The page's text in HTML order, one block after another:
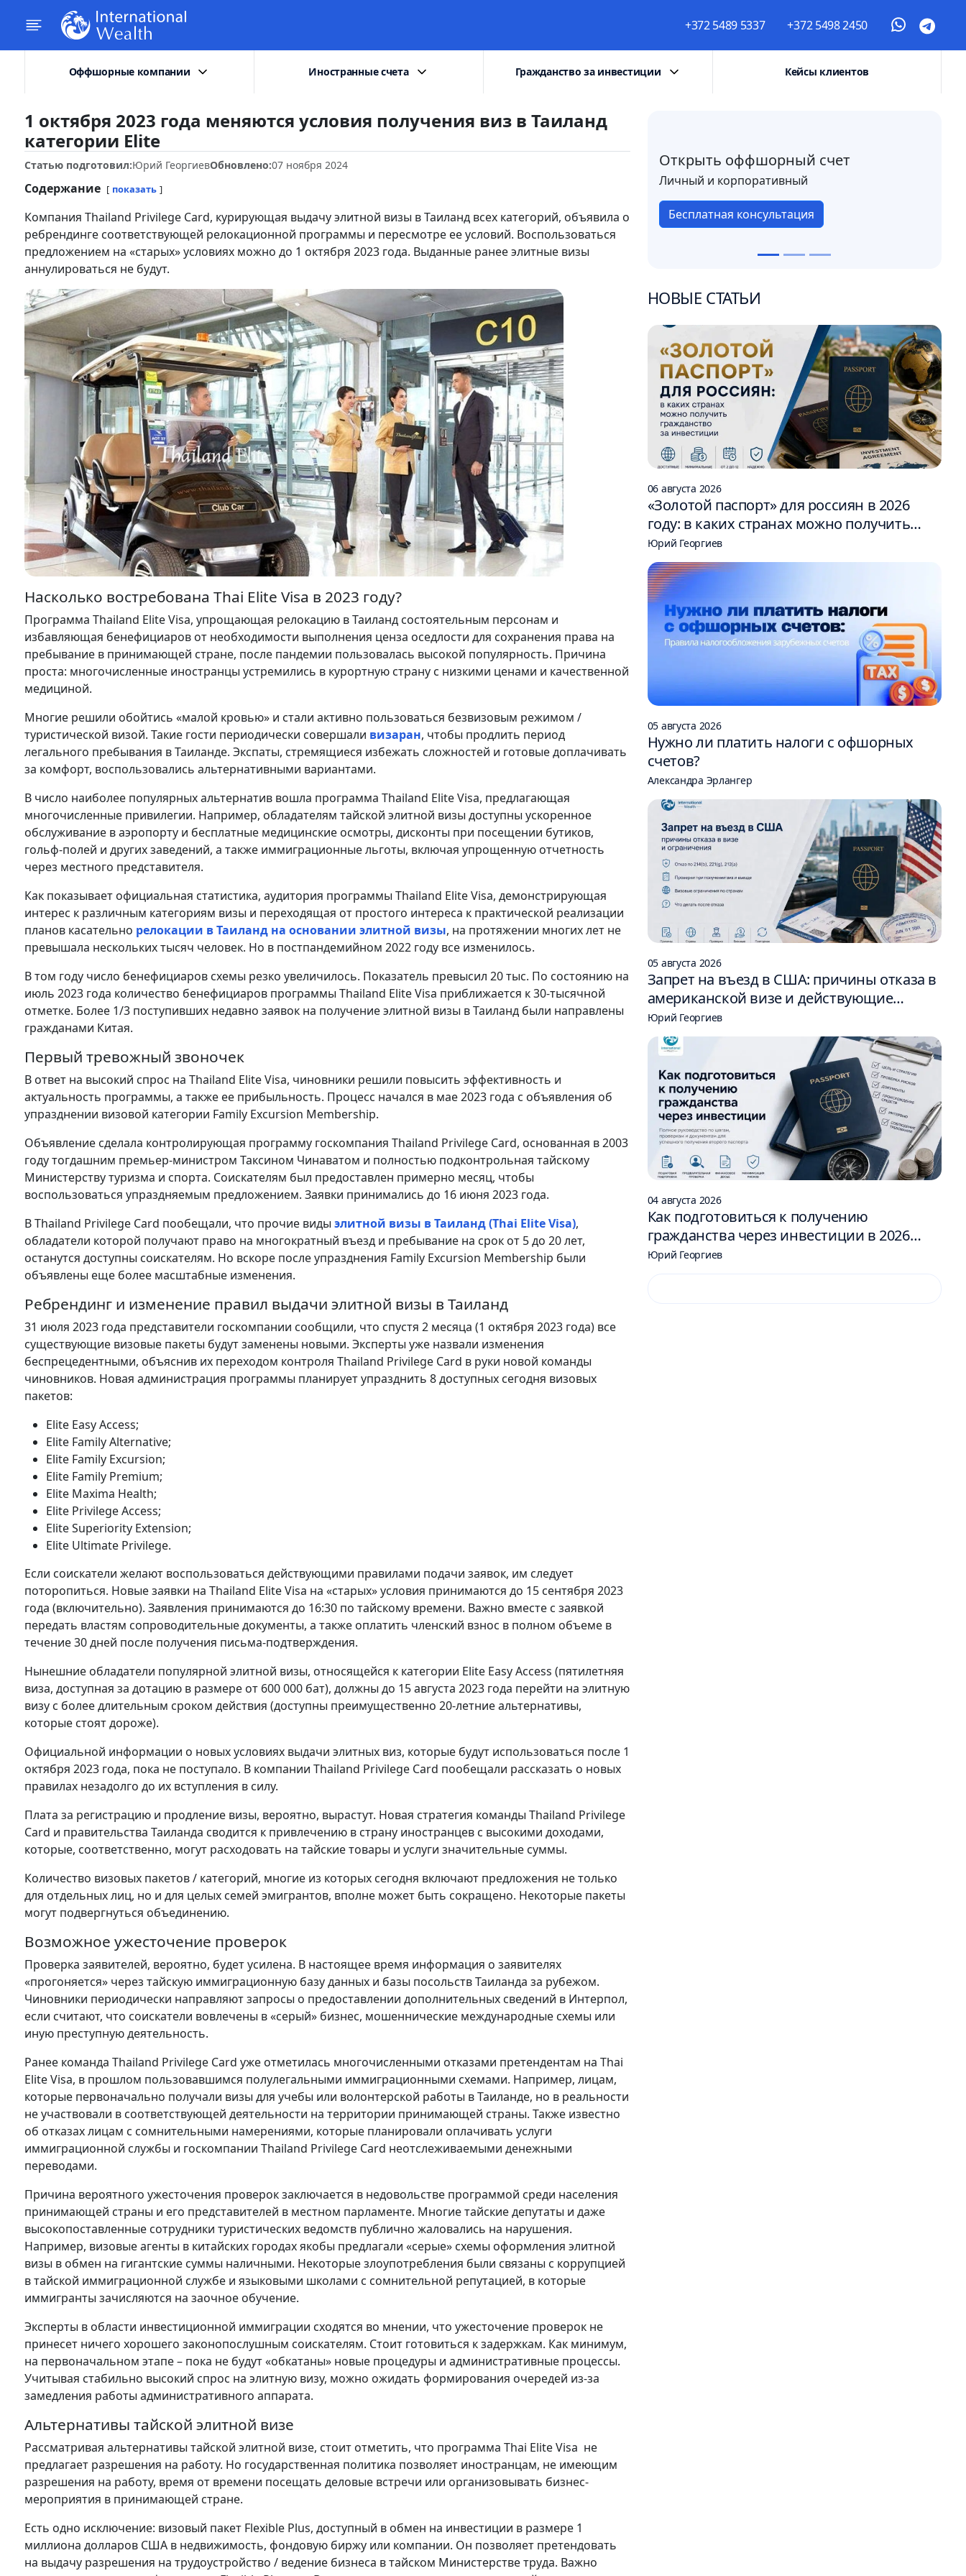
+372 5489 5337 +372 5498 2450
Оффшорные компании Иностранные счета Гражданство за инвестиции Кейсы клиентов
1 октября 2023 года меняются условия получения виз в Таиланд
категории Elite
Статью подготовил:Юрий ГеоргиевОбновлено:07 ноября 2024
Содержание показать
Компания Thailand Privilege Card, курирующая выдачу элитной визы в Таиланд всех категорий, объявила о
ребрендинге соответствующей релокационной программы и пересмотре ее условий. Воспользоваться
предложением на «старых» условиях можно до 1 октября 2023 года. Выданные ранее элитные визы
аннулироваться не будут.
Насколько востребована Thai Elite Visa в 2023 году?
Программа Thailand Elite Visa, упрощающая релокацию в Таиланд состоятельным персонам и
избавляющая бенефициаров от необходимости выполнения ценза оседлости для сохранения права на
пребывание в принимающей стране, после пандемии пользовалась высокой популярность. Причина
проста: многочисленные иностранцы устремились в курортную страну с низкими ценами и качественной
медициной.
Многие решили обойтись «малой кровью» и стали активно пользоваться безвизовым режимом /
туристической визой. Такие гости периодически совершали визаран, чтобы продлить период
легального пребывания в Таиланде. Экспаты, стремящиеся избежать сложностей и готовые доплачивать
за комфорт, воспользовались альтернативными вариантами.
В число наиболее популярных альтернатив вошла программа Thailand Elite Visa, предлагающая
многочисленные привилегии. Например, обладателям тайской элитной визы доступны ускоренное
обслуживание в аэропорту и бесплатные медицинские осмотры, дисконты при посещении бутиков,
гольф-полей и других заведений, а также иммиграционные льготы, включая упрощенную отчетность
через местного представителя.
Как показывает официальная статистика, аудитория программы Thailand Elite Visa, демонстрирующая
интерес к различным категориям визы и переходящая от простого интереса к практической реализации
планов касательно релокации в Таиланд на основании элитной визы, на протяжении многих лет не
превышала нескольких тысяч человек. Но в постпандемийном 2022 году все изменилось.
В том году число бенефициаров схемы резко увеличилось. Показатель превысил 20 тыс. По состоянию на
июль 2023 года количество бенефициаров программы Thailand Elite Visa приближается к 30-тысячной
отметке. Более 1/3 поступивших недавно заявок на получение элитной визы в Таиланд были направлены
гражданами Китая.
Первый тревожный звоночек
В ответ на высокий спрос на Thailand Elite Visa, чиновники решили повысить эффективность и
актуальность программы, а также ее прибыльность. Процесс начался в мае 2023 года с объявления об
упразднении визовой категории Family Excursion Membership.
Объявление сделала контролирующая программу госкомпания Thailand Privilege Card, основанная в 2003
году тогдашним премьер-министром Таксином Чинаватом и полностью подконтрольная тайскому
Министерству туризма и спорта. Соискателям был предоставлен примерно месяц, чтобы
воспользоваться упраздняемым предложением. Заявки принимались до 16 июня 2023 года.
В Thailand Privilege Card пообещали, что прочие виды элитной визы в Таиланд (Thai Elite Visa),
обладатели которой получают право на многократный въезд и пребывание на срок от 5 до 20 лет,
останутся доступны соискателям. Но вскоре после упразднения Family Excursion Membership были
объявлены еще более масштабные изменения.
Ребрендинг и изменение правил выдачи элитной визы в Таиланд
31 июля 2023 года представители госкомпании сообщили, что спустя 2 месяца (1 октября 2023 года) все
существующие визовые пакеты будут заменены новыми. Эксперты уже назвали изменения
беспрецедентными, объяснив их переходом контроля Thailand Privilege Card в руки новой команды
чиновников. Новая администрация программы планирует упразднить 8 доступных сегодня визовых
пакетов:
Elite Easy Access;
Elite Family Alternative;
Elite Family Excursion;
Elite Family Premium;
Elite Maxima Health;
Elite Privilege Access;
Elite Superiority Extension;
Elite Ultimate Privilege.
Если соискатели желают воспользоваться действующими правилами подачи заявок, им следует
поторопиться. Новые заявки на Thailand Elite Visa на «старых» условия принимаются до 15 сентября 2023
года (включительно). Заявления принимаются до 16:30 по тайскому времени. Важно вместе с заявкой
передать властям сопроводительные документы, а также оплатить членский взнос в полном объеме в
течение 30 дней после получения письма-подтверждения.
Нынешние обладатели популярной элитной визы, относящейся к категории Elite Easy Access (пятилетняя
виза, доступная за дотацию в размере от 600 000 бат), должны до 15 августа 2023 года перейти на элитную
визу с более длительным сроком действия (доступны преимущественно 20-летние альтернативы,
которые стоят дороже).
Официальной информации о новых условиях выдачи элитных виз, которые будут использоваться после 1
октября 2023 года, пока не поступало. В компании Thailand Privilege Card пообещали рассказать о новых
правилах незадолго до их вступления в силу.
Плата за регистрацию и продление визы, вероятно, вырастут. Новая стратегия команды Thailand Privilege
Card и правительства Таиланда сводится к привлечению в страну иностранцев с высокими доходами,
которые, соответственно, могут расходовать на тайские товары и услуги значительные суммы.
Количество визовых пакетов / категорий, многие из которых сегодня включают предложения не только
для отдельных лиц, но и для целых семей эмигрантов, вполне может быть сокращено. Некоторые пакеты
могут подвергнуться объединению.
Возможное ужесточение проверок
Проверка заявителей, вероятно, будет усилена. В настоящее время информация о заявителях
«прогоняется» через тайскую иммиграционную базу данных и базы посольств Таиланда за рубежом.
Чиновники периодически направляют запросы о предоставлении дополнительных сведений в Интерпол,
если считают, что соискатели вовлечены в «серый» бизнес, мошеннические международные схемы или
иную преступную деятельность.
Ранее команда Thailand Privilege Card уже отметилась многочисленными отказами претендентам на Thai
Elite Visa, в прошлом пользовавшимся полулегальными иммиграционными схемами. Например, лицам,
которые первоначально получали визы для учебы или волонтерской работы в Таиланде, но в реальности
не участвовали в соответствующей деятельности на территории принимающей страны. Также известно
об отказах лицам с сомнительными намерениями, которые планировали оплачивать услуги
иммиграционной службы и госкомпании Thailand Privilege Card неотслеживаемыми денежными
переводами.
Причина вероятного ужесточения проверок заключается в недовольстве программой среди населения
принимающей страны и его представителей в местном парламенте. Многие тайские депутаты и даже
высокопоставленные сотрудники туристических ведомств публично жаловались на нарушения.
Например, визовые агенты в китайских городах якобы предлагали «серые» схемы оформления элитной
визы в обмен на гигантские суммы наличными. Некоторые злоупотребления были связаны с коррупцией
в тайской иммиграционной службе и языковыми школами с сомнительной репутацией, в которые
иммигранты зачисляются на заочное обучение.
Эксперты в области инвестиционной иммиграции сходятся во мнении, что ужесточение проверок не
принесет ничего хорошего законопослушным соискателям. Стоит готовиться к задержкам. Как минимум,
на первоначальном этапе – пока не будут «обкатаны» новые процедуры и административные процессы.
Учитывая стабильно высокий спрос на элитную визу, можно ожидать формирования очередей из-за
замедления работы административного аппарата.
Альтернативы тайской элитной визе
Рассматривая альтернативы тайской элитной визе, стоит отметить, что программа Thai Elite Visa не
предлагает разрешения на работу. Но государственная политика позволяет иностранцам, не имеющим
разрешения на работу, время от времени посещать деловые встречи или организовывать бизнес-
мероприятия в принимающей стране.
Есть одно исключение: визовый пакет Flexible Plus, доступный в обмен на инвестиции в размере 1
миллиона долларов США в недвижимость, фондовую биржу или компании. Он позволяет претендовать
на выдачу разрешения на трудоустройство / ведение бизнеса в тайском Министерстве труда. Важно
Открыть оффшорный счет
Личный и корпоративный
Бесплатная консультация
НОВЫЕ СТАТЬИ
06 августа 2026
«Золотой паспорт» для россиян в 2026
году: в каких странах можно получить
гражданство за инвестиции
Юрий Георгиев
05 августа 2026
Нужно ли платить налоги с офшорных
счетов?
Александра Эрлангер
05 августа 2026
Запрет на въезд в США: причины отказа в
американской визе и действующие
ограничения
Юрий Георгиев
04 августа 2026
Как подготовиться к получению
гражданства через инвестиции в 2026
году: 6 шагов
Юрий Георгиев